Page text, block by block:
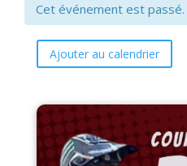
Cet événement est passé.
Ajouter au calendrier